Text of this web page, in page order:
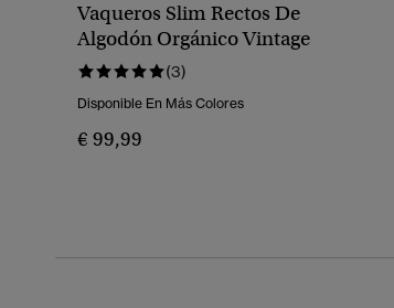
Vaqueros Slim Rectos De
Algodón Orgánico Vintage
(3)
Disponible En Más Colores
€ 99,99